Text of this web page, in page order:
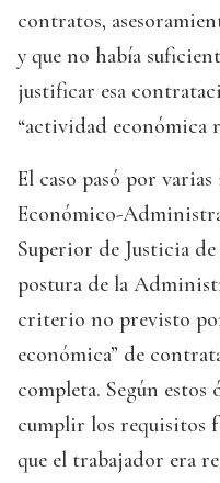
contratos,
y que no había
justificar esa
“actividad económica
El caso pasó por
Económico-
Superior de Justicia
postura de la
criterio no previsto
económica” de
completa. Según estos
cumplir los requisitos
que el trabajador era